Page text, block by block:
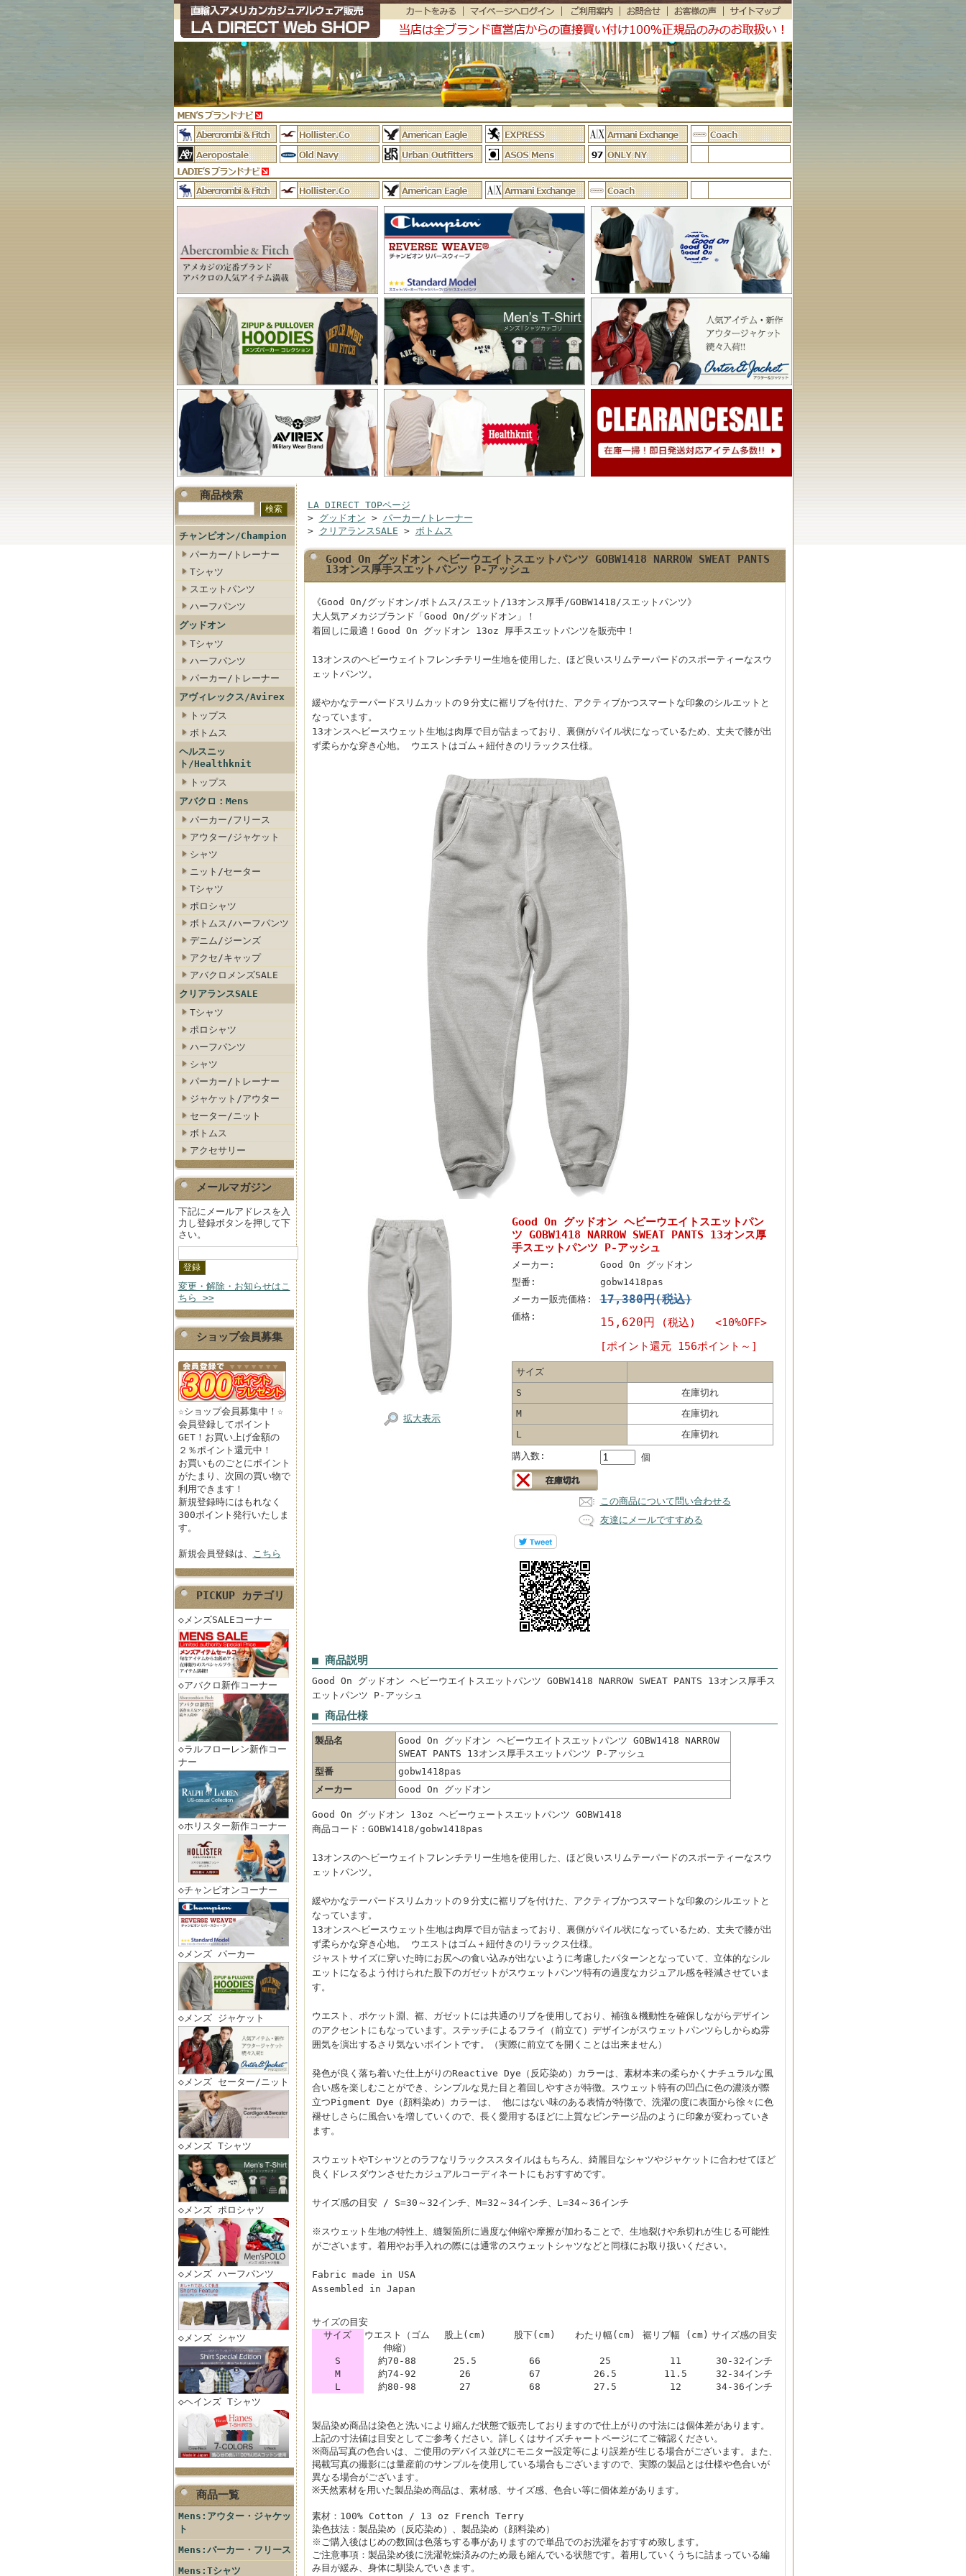
商品検索
チャンピオン/Champion
パーカー/トレーナー
Tシャツ
スエットパンツ
ハーフパンツ
グッドオン
Tシャツ
ハーフパンツ
パーカー/トレーナー
アヴィレックス/Avirex
トップス
ボトムス
ヘルスニッ
ト/Healthknit
トップス
アバクロ：Mens
パーカー/フリース
アウター/ジャケット
シャツ
ニット/セーター
Tシャツ
ポロシャツ
ボトムス/ハーフパンツ
デニム/ジーンズ
アクセ/キャップ
アバクロメンズSALE
クリアランスSALE
Tシャツ
ポロシャツ
ハーフパンツ
シャツ
パーカー/トレーナー
ジャケット/アウター
セーター/ニット
ボトムス
アクセサリー
メールマガジン
下記にメールアドレスを入
力し登録ボタンを押して下
さい。
変更・解除・お知らせはこ
ちら >>
ショップ会員募集
☆ショップ会員募集中！☆
会員登録してポイント
GET！お買い上げ金額の
２％ポイント還元中！
お買いものごとにポイント
がたまり、次回の買い物で
利用できます！
新規登録時にはもれなく
300ポイント発行いたしま
す。
新規会員登録は、 こちら
PICKUP カテゴリ
◇メンズSALEコーナー
◇アバクロ新作コーナー
◇ラルフローレン新作コー
ナー
◇ホリスター新作コーナー
◇チャンピオンコーナー
◇メンズ パーカー
◇メンズ ジャケット
◇メンズ セーター/ニット
◇メンズ Tシャツ
◇メンズ ポロシャツ
◇メンズ ハーフパンツ
◇メンズ シャツ
◇ヘインズ Tシャツ
商品一覧
Mens:アウター・ジャケッ
ト
Mens:パーカー・フリース
Mens:Tシャツ
LA DIRECT TOPページ
> グッドオン > パーカー/トレーナー
> クリアランスSALE > ボトムス
Good On グッドオン ヘビーウエイトスエットパンツ GOBW1418 NARROW SWEAT PANTS
13オンス厚手スエットパンツ P-アッシュ
《Good On/グッドオン/ボトムス/スエット/13オンス厚手/GOBW1418/スエットパンツ》
大人気アメカジブランド「Good On/グッドオン」！
着回しに最適！Good On グッドオン 13oz 厚手スエットパンツを販売中！
13オンスのヘビーウェイトフレンチテリー生地を使用した、ほど良いスリムテーパードのスポーティーなスウ
ェットパンツ。
緩やかなテーパードスリムカットの９分丈に裾リブを付けた、アクティブかつスマートな印象のシルエットと
なっています。
13オンスヘビースウェット生地は肉厚で目が詰まっており、裏側がパイル状になっているため、丈夫で膝が出
ず柔らかな穿き心地。 ウエストはゴム＋紐付きのリラックス仕様。
拡大表示
Good On グッドオン ヘビーウエイトスエットパン
ツ GOBW1418 NARROW SWEAT PANTS 13オンス厚
手スエットパンツ P-アッシュ
メーカー:
Good On グッドオン
型番:
gobw1418pas
メーカー販売価格:
17,380円(税込)
価格: 15,620円 (税込) <10%OFF>
[ポイント還元 156ポイント～]
サイズ
S
在庫切れ
M
在庫切れ
L
在庫切れ
購入数:
個
この商品について問い合わせる
友達にメールですすめる
■ 商品説明
Good On グッドオン ヘビーウエイトスエットパンツ GOBW1418 NARROW SWEAT PANTS 13オンス厚手ス
エットパンツ P-アッシュ
■ 商品仕様
製品名
Good On グッドオン ヘビーウエイトスエットパンツ GOBW1418 NARROW
SWEAT PANTS 13オンス厚手スエットパンツ P-アッシュ
型番
gobw1418pas
メーカー
Good On グッドオン
Good On グッドオン 13oz ヘビーウェートスエットパンツ GOBW1418
商品コード：GOBW1418/gobw1418pas
13オンスのヘビーウェイトフレンチテリー生地を使用した、ほど良いスリムテーパードのスポーティーなスウ
ェットパンツ。
緩やかなテーパードスリムカットの９分丈に裾リブを付けた、アクティブかつスマートな印象のシルエットと
なっています。
13オンスヘビースウェット生地は肉厚で目が詰まっており、裏側がパイル状になっているため、丈夫で膝が出
ず柔らかな穿き心地。 ウエストはゴム＋紐付きのリラックス仕様。
ジャストサイズに穿いた時にお尻への食い込みが出ないように考慮したパターンとなっていて、立体的なシル
エットになるよう付けられた股下のガゼットがスウェットパンツ特有の過度なカジュアル感を軽減させていま
す。
ウエスト、ポケット淵、裾、ガゼットには共通のリブを使用しており、補強＆機動性を確保しながらデザイン
のアクセントにもなっています。ステッチによるフライ（前立て）デザインがスウェットパンツらしからぬ雰
囲気を演出するさり気ないポイントです。（実際に前立てを開くことは出来ません）
発色が良く落ち着いた仕上がりのReactive Dye（反応染め）カラーは、素材本来の柔らかくナチュラルな風
合い感を楽しむことができ、シンプルな見た目と着回しやすさが特徴。スウェット特有の凹凸に色の濃淡が際
立つPigment Dye（顔料染め）カラーは、 他にはない味のある表情が特徴で、洗濯の度に表面から徐々に色
褪せしさらに風合いを増していくので、長く愛用するほどに上質なビンテージ品のように印象が変わっていき
ます。
スウェットやTシャツとのラフなリラックススタイルはもちろん、綺麗目なシャツやジャケットに合わせてほど
良くドレスダウンさせたカジュアルコーディネートにもおすすめです。
サイズ感の目安 / S=30～32インチ、M=32～34インチ、L=34～36インチ
※スウェット生地の特性上、縫製箇所に過度な伸縮や摩擦が加わることで、生地裂けや糸切れが生じる可能性
がございます。着用やお手入れの際には通常のスウェットシャツなどと同様にお取り扱いください。
Fabric made in USA
Assembled in Japan
サイズの目安
サイズ
ウエスト（ゴム
伸縮）
股上(cm) 股下(cm) わたり幅(cm) 裾リブ幅 (cm) サイズ感の目安
S 約70-88 25.5 66 25 11
30-32インチ
M
約74-92 26 67 26.5 11.5
32-34インチ
L
約80-98 27 68 27.5 12 34-36インチ
製品染め商品は染色と洗いにより縮んだ状態で販売しておりますので仕上がりの寸法には個体差があります。
上記の寸法値は目安としてご参考ください。詳しくはサイズチャートページにてご確認ください。
※商品写真の色合いは、ご使用のデバイス並びにモニター設定等により誤差が生じる場合がございます。また、
掲載写真の撮影には量産前のサンプルを使用している場合もございますので、実際の製品とは仕様や色合いが
異なる場合がございます。
※天然素材を用いた製品染め商品は、素材感、サイズ感、色合い等に個体差があります。
素材：100% Cotton / 13 oz French Terry
染色技法：製品染め（反応染め）、製品染め（顔料染め）
※ご購入後はじめの数回は色落ちする事がありますので単品でのお洗濯をおすすめ致します。
ご注意事項：製品染め後に洗濯乾燥済みのため最も縮んでいる状態です。着用していくうちに詰まっている編
み目が緩み、身体に馴染んでいきます。